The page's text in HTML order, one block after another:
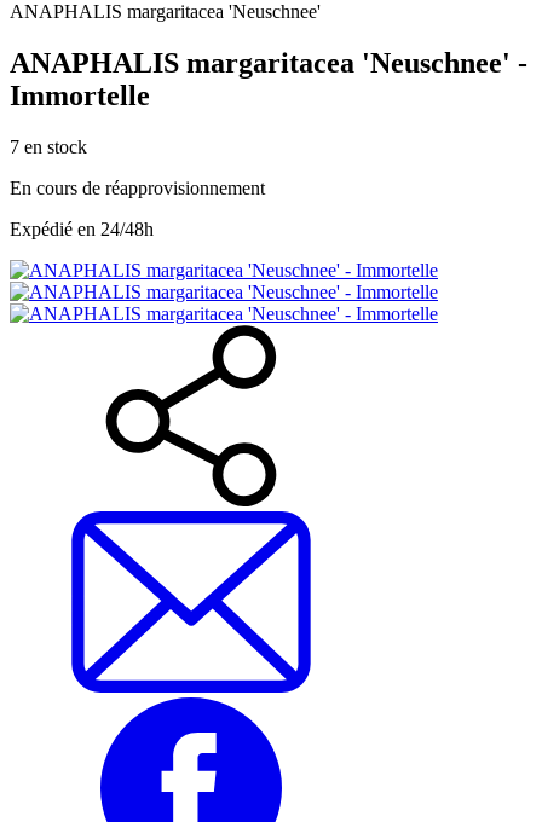
ANAPHALIS margaritacea 'Neuschnee'
ANAPHALIS margaritacea 'Neuschnee' -
Immortelle
7 en stock
En cours de réapprovisionnement
Expédié en 24/48h